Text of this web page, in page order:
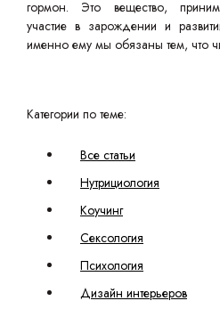
гормон. Это вещество,
участие в зарождении и
именно ему мы обязаны тем, что
Категории по теме:
Все статьи
Нутрициология
Коучинг
Сексология
Психология
Дизайн интерьеров